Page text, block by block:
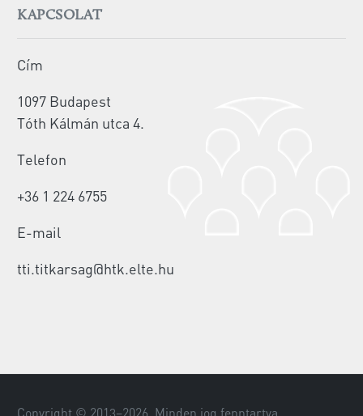
KAPCSOLAT
Cím
1097 Budapest
Tóth Kálmán utca 4.
Telefon
+36 1 224 6755
E-mail
tti.titkarsag@htk.elte.hu